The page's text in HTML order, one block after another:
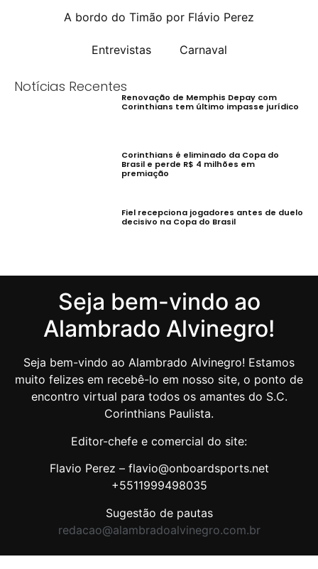
A bordo do Timão por Flávio Perez
Entrevistas Carnaval
Notícias Recentes
Renovação de Memphis Depay com
Corinthians tem último impasse jurídico
Corinthians é eliminado da Copa do
Brasil e perde R$ 4 milhões em
premiação
Fiel recepciona jogadores antes de duelo
decisivo na Copa do Brasil
Seja bem-vindo ao
Alambrado Alvinegro!
Seja bem-vindo ao Alambrado Alvinegro! Estamos
muito felizes em recebê-lo em nosso site, o ponto de
encontro virtual para todos os amantes do S.C.
Corinthians Paulista.
Editor-chefe e comercial do site:
Flavio Perez – flavio@onboardsports.net
+5511999498035
Sugestão de pautas
redacao@alambradoalvinegro.com.br